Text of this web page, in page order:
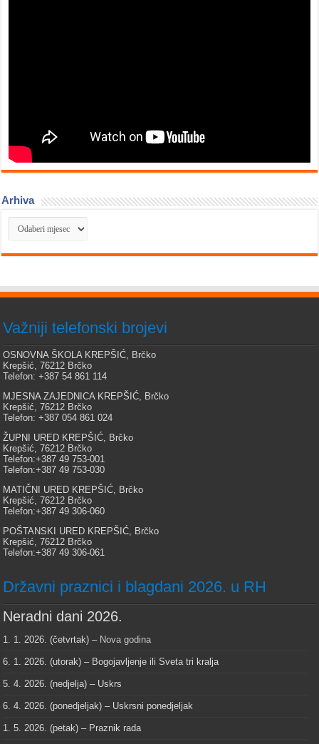
Arhiva
Arhiva
Važniji telefonski brojevi
OSNOVNA ŠKOLA KREPŠIĆ, Brčko
Krepšić, 76212 Brčko
Telefon: +387 54 861 114
MJESNA ZAJEDNICA KREPŠIĆ, Brčko
Krepšić, 76212 Brčko
Telefon: +387 054 861 024
ŽUPNI URED KREPŠIĆ, Brčko
Krepšić, 76212 Brčko
Telefon:+387 49 753-001
Telefon:+387 49 753-030
MATIČNI URED KREPŠIĆ, Brčko
Krepšić, 76212 Brčko
Telefon:+387 49 306-060
POŠTANSKI URED KREPŠIĆ, Brčko
Krepšić, 76212 Brčko
Telefon:+387 49 306-061
Državni praznici i blagdani 2026. u RH
Neradni dani 2026.
1. 1. 2026. (četvrtak) – Nova godina
6. 1. 2026. (utorak) – Bogojavljenje ili Sveta tri kralja
5. 4. 2026. (nedjelja) – Uskrs
6. 4. 2026. (ponedjeljak) – Uskrsni ponedjeljak
1. 5. 2026. (petak) – Praznik rada